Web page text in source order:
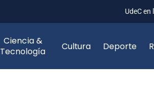
UdeC en
Ciencia &
Tecnología
Cultura Deporte